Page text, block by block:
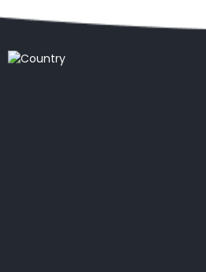
Destinations